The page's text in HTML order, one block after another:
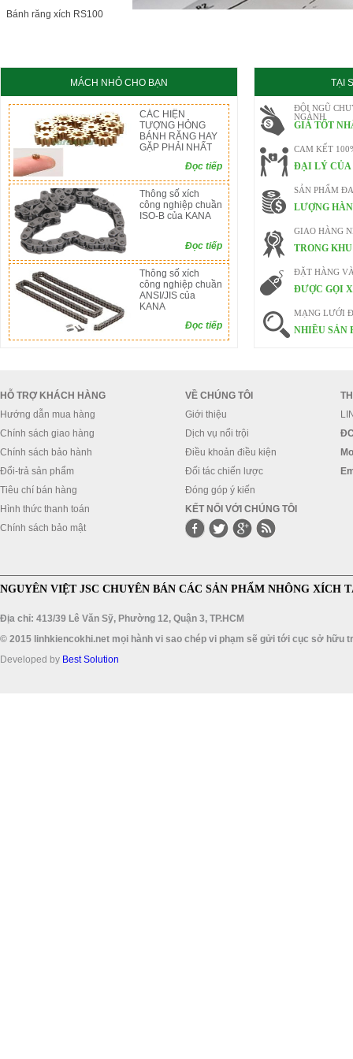
Bánh răng xích RS100
MÁCH NHỎ CHO BẠN
CÁC HIỆN
TƯỢNG HỎNG
BÁNH RĂNG HAY
GẶP PHẢI NHẤT
Đọc tiếp
Thông số xích
công nghiệp chuần
ISO-B của KANA
Đọc tiếp
Thông số xích
công nghiệp chuần
ANSI/JIS của
KANA
Đọc tiếp
TẠI
ĐỘI NGŨ
NGÀNH
GIÁ TỐT
CAM KẾT
ĐẠI LÝ CỦA
SẢN PHẨM
LƯỢNG
GIAO HÀNG
TRONG
ĐẶT HÀNG
ĐƯỢC GỌI
MẠNG LƯỚI
NHIỀU SẢN
HỖ TRỢ KHÁCH HÀNG
Hướng dẫn mua hàng
Chính sách giao hàng
Chính sách bảo hành
Đổi-trả sản phẩm
Tiêu chí bán hàng
Hình thức thanh toán
Chính sách bảo mật
VỀ CHÚNG TÔI
Giới thiệu
Dịch vụ nổi trội
Điều khoản điều kiện
Đối tác chiến lược
Đóng góp ý kiến
KẾT NỐI VỚI CHÚNG TÔI
NGUYÊN VIỆT JSC CHUYÊN BÁN CÁC SẢN PHẨM NHÔNG XÍCH
Địa chỉ: 413/39 Lê Văn Sỹ, Phường 12, Quận 3, TP.HCM
© 2015 linhkiencokhi.net mọi hành vi sao chép vi phạm sẽ gửi tới cục sở hữu
Developed by Best Solution